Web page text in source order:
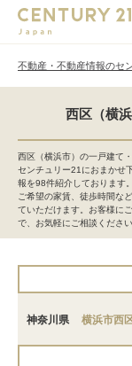
不動産・不動産情報のセ
西区（横
西区（横浜市）の一戸建て
センチュリー21におまかせ
報を98件紹介しております
ご希望の家賃、徒歩時間な
ていただけます。お客様に
で、お気軽にご相談ください
神奈川県 横浜市西